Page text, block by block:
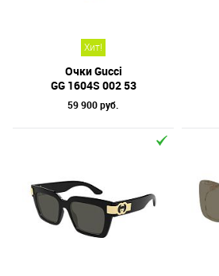
Хит!
Очки Gucci
GG 1604S 002 53
59 900 руб.